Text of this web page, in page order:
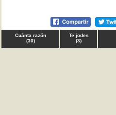
Cuánta razón
(30)
Te jodes
(3)